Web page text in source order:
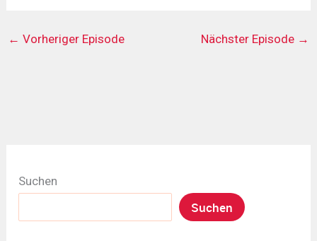
← Vorheriger Episode Nächster Episode →
Suchen
Suchen